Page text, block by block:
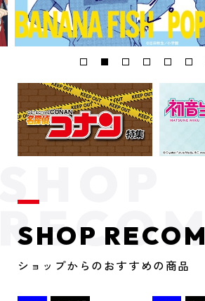
SHOP
ショップからのおすすめの商品